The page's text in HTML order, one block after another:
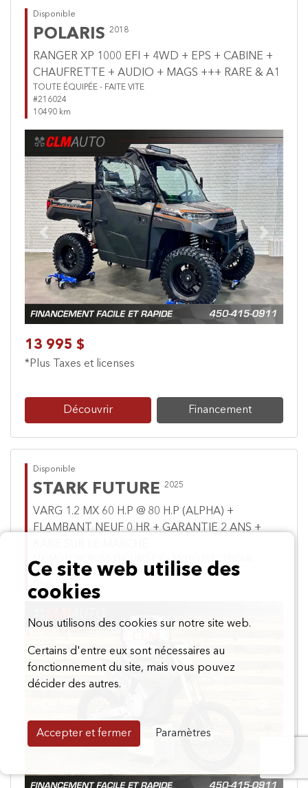
Disponible
POLARIS 2018
RANGER XP 1000 EFI + 4WD + EPS + CABINE +
CHAUFRETTE + AUDIO + MAGS +++ RARE & A1
TOUTE ÉQUIPÉE - FAITE VITE
#216024
10490 km
Previous Next
13 995 $
*Plus Taxes et licenses
Découvrir Financement
Disponible
STARK FUTURE 2025
VARG 1.2 MX 60 H.P @ 80 H.P (ALPHA) +
FLAMBANT NEUF 0 HR + GARANTIE 2 ANS +
MX-MOTORCROSS-ENDURO E.V = MOTO ELECTRIQUE
#181227
Ce site web utilise des
cookies
Nous utilisons des cookies sur notre site web.
Certains d'entre eux sont nécessaires au
fonctionnement du site, mais vous pouvez
décider des autres.
Accepter et fermer Paramètres